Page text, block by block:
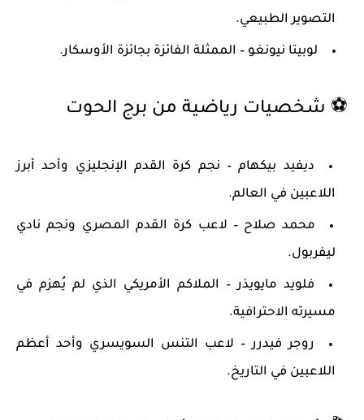
التصوير الطبيعي.
لوبيتا نيونغو – الممثلة الفائزة بجائزة الأوسكار.
⚽ شخصيات رياضية من برج الحوت
ديفيد بيكهام– نجم كرة القدم الإنجليزي وأحد أبرز
اللاعبين في العالم.
محمد صلاح – لاعب كرة القدم المصري ونجم نادي
ليفربول.
فلويد مايويذر– الملاكم الأمريكي الذي لم يُهزم في
مسيرته الاحترافية.
روجر فيدرر– لاعب التنس السويسري وأحد أعظم
اللاعبين في التاريخ.